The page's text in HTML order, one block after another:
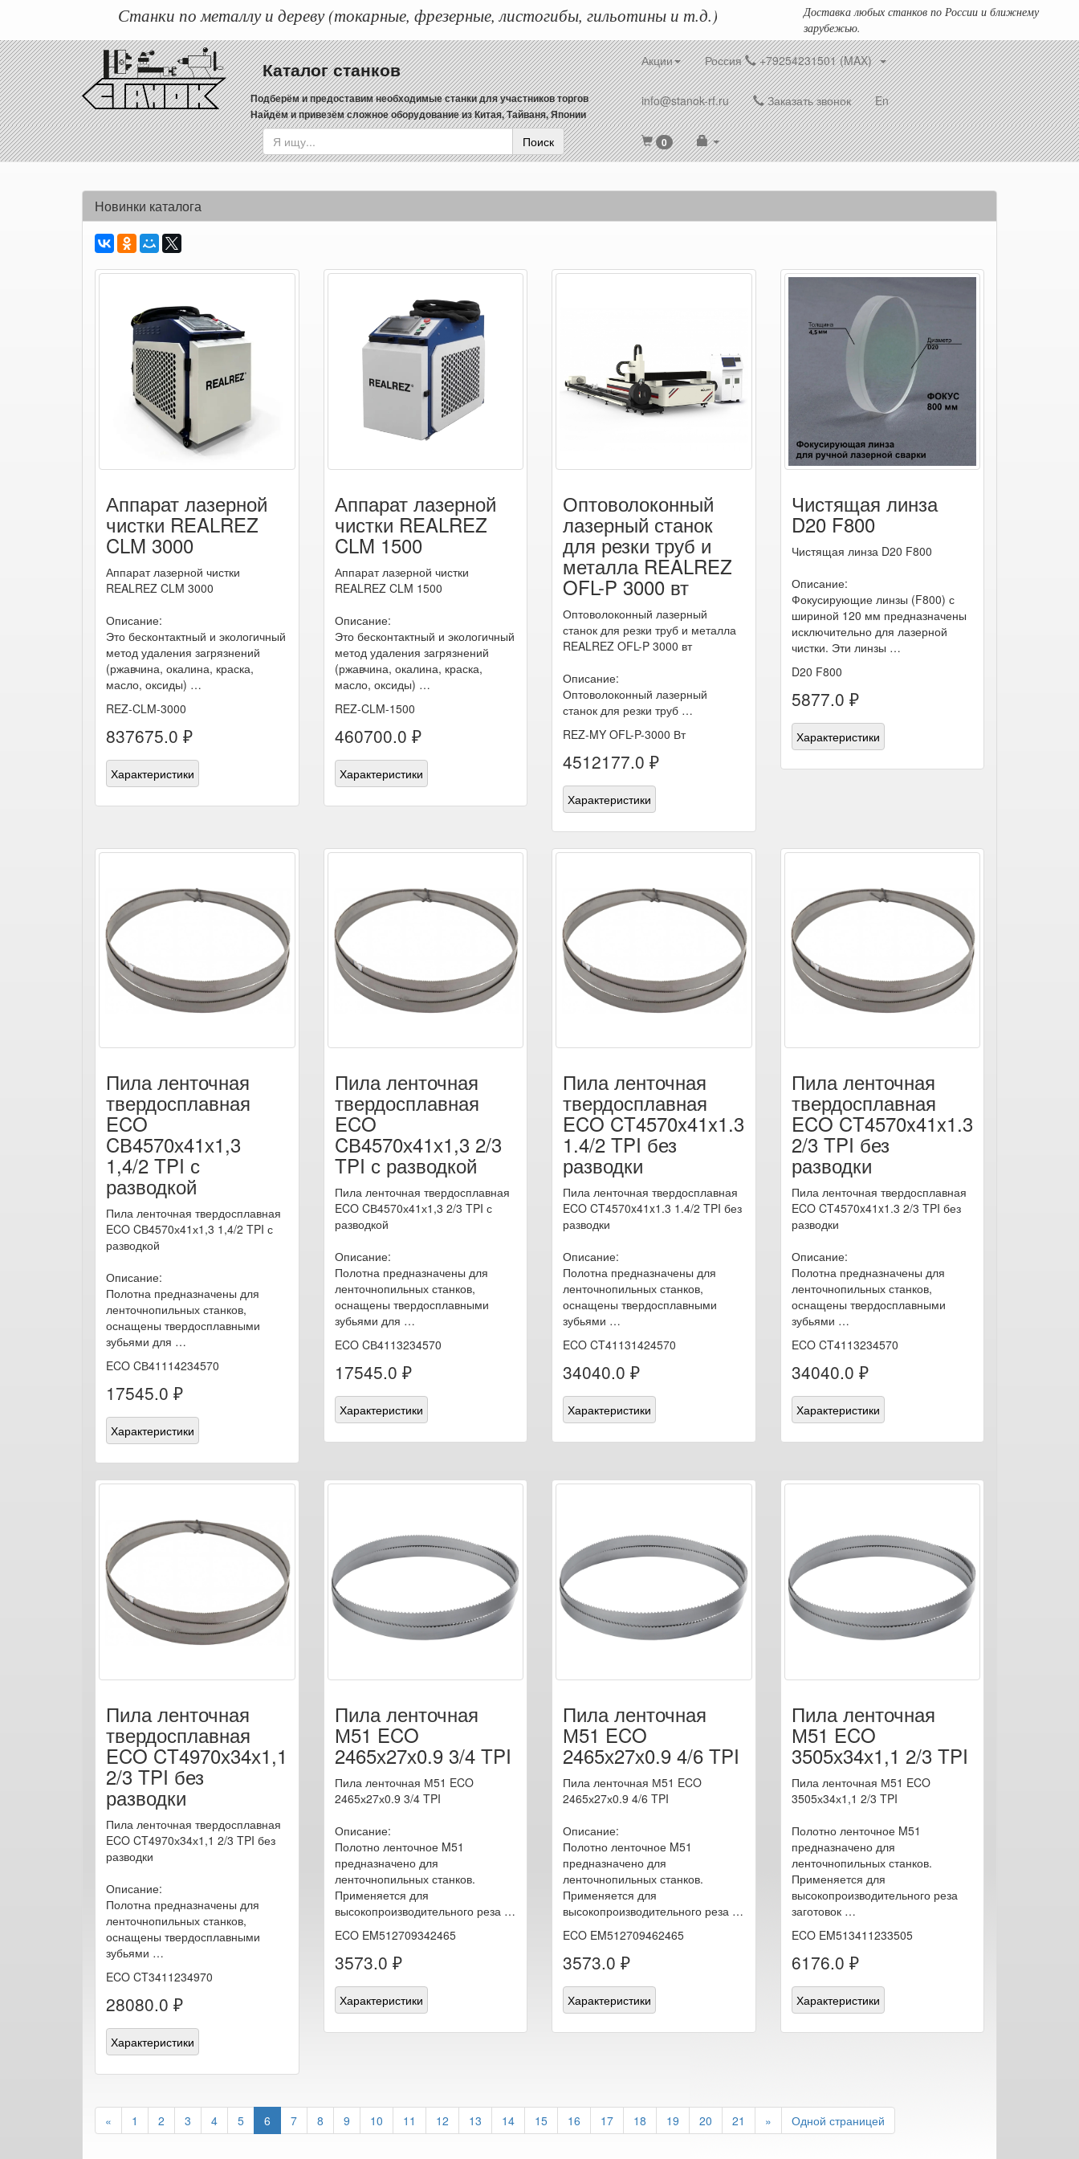
Станки по металлу и дереву (токарные, фрезерные, листогибы, гильотины и т.д.)
Доставка любых станков по России и ближнему
зарубежью.
Каталог станков
Подберём и предоставим необходимые станки для участников торгов
Найдём и привезём сложное оборудование из Китая, Тайваня, Японии
Поиск
Акции Россия +79254231501 (MAX)
info@stanok-rf.ru Заказать звонок En
0
Новинки каталога
Аппарат лазерной
чистки REALREZ
CLM 3000
Аппарат лазерной чистки
REALREZ CLM 3000
Описание:
Это бесконтактный и экологичный
метод удаления загрязнений
(ржавчина, окалина, краска,
масло, оксиды) …
REZ-CLM-3000
837675.0 ₽
Характеристики
Аппарат лазерной
чистки REALREZ
CLM 1500
Аппарат лазерной чистки
REALREZ CLM 1500
Описание:
Это бесконтактный и экологичный
метод удаления загрязнений
(ржавчина, окалина, краска,
масло, оксиды) …
REZ-CLM-1500
460700.0 ₽
Характеристики
Оптоволоконный
лазерный станок
для резки труб и
металла REALREZ
OFL-P 3000 вт
Оптоволоконный лазерный
станок для резки труб и металла
REALREZ OFL-P 3000 вт
Описание:
Оптоволоконный лазерный
станок для резки труб …
REZ-MY OFL-P-3000 Вт
4512177.0 ₽
Характеристики
Чистящая линза
D20 F800
Чистящая линза D20 F800
Описание:
Фокусирующие линзы (F800) с
шириной 120 мм предназначены
исключительно для лазерной
чистки. Эти линзы …
D20 F800
5877.0 ₽
Характеристики
Пила ленточная
твердосплавная
ECO
CВ4570х41х1,3
1,4/2 TPI с
разводкой
Пила ленточная твердосплавная
ECO CВ4570х41х1,3 1,4/2 TPI с
разводкой
Описание:
Полотна предназначены для
ленточнопильных станков,
оснащены твердосплавными
зубьями для …
ECO CВ41114234570
17545.0 ₽
Характеристики
Пила ленточная
твердосплавная
ECO
CВ4570х41х1,3 2/3
TPI с разводкой
Пила ленточная твердосплавная
ECO CВ4570х41х1,3 2/3 TPI с
разводкой
Описание:
Полотна предназначены для
ленточнопильных станков,
оснащены твердосплавными
зубьями для …
ECO CВ4113234570
17545.0 ₽
Характеристики
Пила ленточная
твердосплавная
ECO CT4570x41x1.3
1.4/2 TPI без
разводки
Пила ленточная твердосплавная
ECO CT4570x41x1.3 1.4/2 TPI без
разводки
Описание:
Полотна предназначены для
ленточнопильных станков,
оснащены твердосплавными
зубьями …
ECO CT41131424570
34040.0 ₽
Характеристики
Пила ленточная
твердосплавная
ECO CT4570x41x1.3
2/3 TPI без
разводки
Пила ленточная твердосплавная
ECO CT4570x41x1.3 2/3 TPI без
разводки
Описание:
Полотна предназначены для
ленточнопильных станков,
оснащены твердосплавными
зубьями …
ECO CT4113234570
34040.0 ₽
Характеристики
Пила ленточная
твердосплавная
ECO CT4970х34х1,1
2/3 TPI без
разводки
Пила ленточная твердосплавная
ECO CT4970х34х1,1 2/3 TPI без
разводки
Описание:
Полотна предназначены для
ленточнопильных станков,
оснащены твердосплавными
зубьями …
ECO CT3411234970
28080.0 ₽
Характеристики
Пила ленточная
М51 ECO
2465х27х0.9 3/4 TPI
Пила ленточная М51 ECO
2465х27х0.9 3/4 TPI
Описание:
Полотно ленточное M51
предназначено для
ленточнопильных станков.
Применяется для
высокопроизводительного реза …
ECO EM512709342465
3573.0 ₽
Характеристики
Пила ленточная
М51 ECO
2465х27х0.9 4/6 TPI
Пила ленточная М51 ECO
2465х27х0.9 4/6 TPI
Описание:
Полотно ленточное M51
предназначено для
ленточнопильных станков.
Применяется для
высокопроизводительного реза …
ECO EM512709462465
3573.0 ₽
Характеристики
Пила ленточная
М51 ECO
3505х34х1,1 2/3 TPI
Пила ленточная М51 ECO
3505х34х1,1 2/3 TPI
Полотно ленточное M51
предназначено для
ленточнопильных станков.
Применяется для
высокопроизводительного реза
заготовок …
ECO EM513411233505
6176.0 ₽
Характеристики
« 1 2 3 4 5 6 7 8 9 10 11 12 13 14 15 16 17 18 19 20 21 » Одной страницей